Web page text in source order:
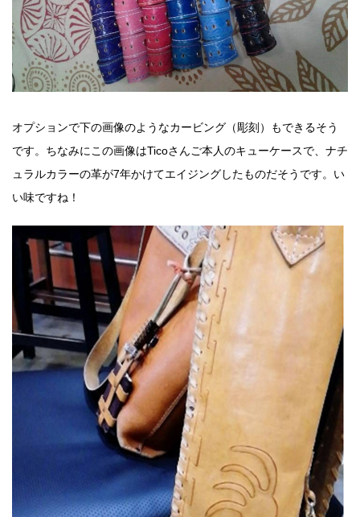
オプションで下の画像のようなカービング（彫刻）もできるそう
です。ちなみにこの画像はTicoさんご本人のキューケースで、ナチ
ュラルカラーの革が7年かけてエイジングしたものだそうです。い
い味ですね！